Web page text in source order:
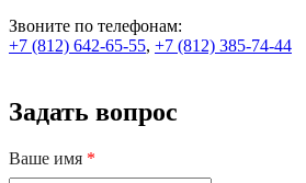
Звоните по телефонам:
+7 (812) 642-65-55, +7 (812) 385-74-44
Задать вопрос
Ваше имя *